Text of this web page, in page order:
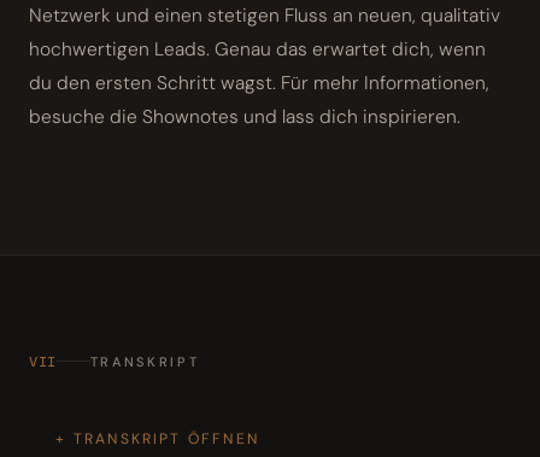
Netzwerk und einen stetigen Fluss an neuen, qualitativ
hochwertigen Leads. Genau das erwartet dich, wenn
du den ersten Schritt wagst. Für mehr Informationen,
besuche die Shownotes und lass dich inspirieren.
VII TRANSKRIPT
TRANSKRIPT ÖFFNEN